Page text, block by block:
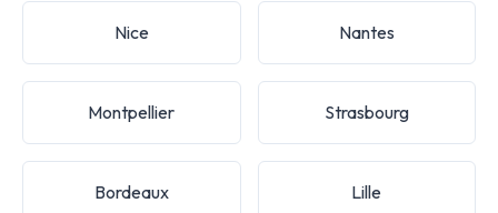
Nice Nantes
Montpellier Strasbourg
Bordeaux Lille